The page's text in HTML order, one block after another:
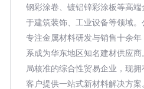
钢彩涂卷、镀铝锌彩涂板等高
于建筑装饰、工业设备等领域。
专注金属材料研发与销售十余
系成为华东地区知名建材供应
局核准的综合性贸易企业，现
客户提供一站式新材料解决方案